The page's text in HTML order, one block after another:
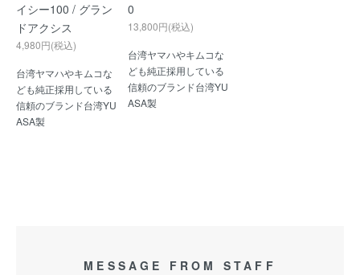
イシー100 / グラン
ドアクシス
4,980円(税込)
台湾ヤマハやキムコな
ども純正採用している
信頼のブランド台湾YU
ASA製
0
13,800円(税込)
台湾ヤマハやキムコな
ども純正採用している
信頼のブランド台湾YU
ASA製
MESSAGE FROM STAFF